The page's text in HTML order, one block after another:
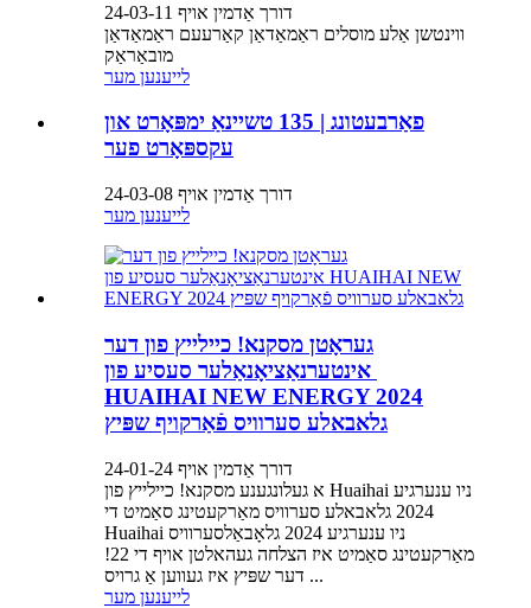
דורך אַדמין אויף 24-03-11
ווינטשן אַלע מוסלים ראַמאַדאַן קאַרעעם ראַמאַדאַן
מובאַראַק
לייענען מער
פאַרבעטונג | 135 טשיינאַ ימפּאָרט און
עקספּאָרט פער
דורך אַדמין אויף 24-03-08
לייענען מער
געראָטן מסקנא! כיילייץ פון דער
אינטערנאַציאָנאַלער סעסיע פון ​​
HUAIHAI NEW ENERGY 2024
גלאבאלע סערוויס פֿאַרקויף שפּיץ
דורך אַדמין אויף 24-01-24
א געלונגענע מסקנא! כיילייץ פון Huaihai ניו ענערגיע
2024 גלאבאלע סערוויס מאַרקעטינג סאַמיט די
Huaihai ניו ענערגיע 2024 גלאָבאַלסערוויס
מאַרקעטינג סאַמיט איז הצלחה געהאלטן אויף די 22!
דער שפּיץ איז געווען אַ גרויס ...
לייענען מער